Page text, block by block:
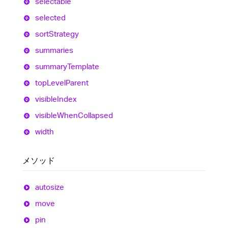
selected
sortStrategy
summaries
summaryTemplate
topLevelParent
visibleIndex
visibleWhenCollapsed
width
メソッド
autosize
move
pin